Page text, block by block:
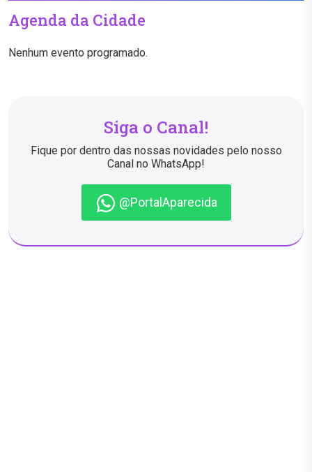
Agenda da Cidade
Nenhum evento programado.
Siga o Canal!
Fique por dentro das nossas novidades pelo nosso
Canal no WhatsApp!
@PortalAparecida